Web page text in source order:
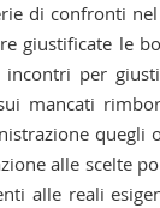
di confronti
giustificate le
per
mancati
alle scelte
alle reali